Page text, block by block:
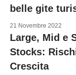
belle gite
21 Novembre 2022
Large, Mid e
Stocks:
Crescita